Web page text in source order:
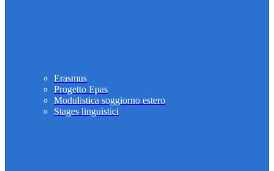
Erasmus
Progetto Epas
Modulistica soggiorno estero
Stages linguistici